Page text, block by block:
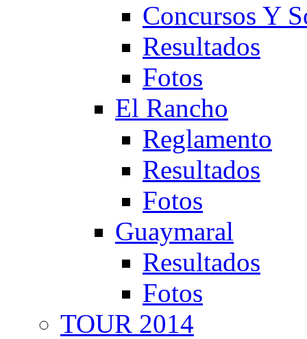
Concursos Y
Resultados
Fotos
El Rancho
Reglamento
Resultados
Fotos
Guaymaral
Resultados
Fotos
TOUR 2014